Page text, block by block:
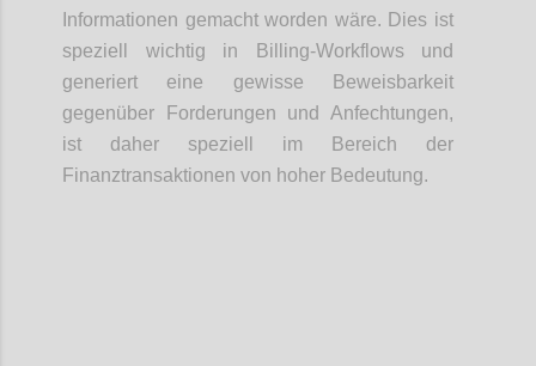
Informationen gemacht worden wäre. Dies ist
speziell wichtig in Billing-Workflows und
generiert eine gewisse Beweisbarkeit
gegenüber Forderungen und Anfechtungen,
ist daher speziell im Bereich der
Finanztransaktionen von hoher Bedeutung.